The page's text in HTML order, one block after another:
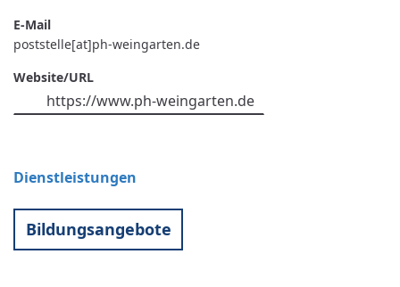
E-Mail
poststelle[at]ph-weingarten.de
Website/URL
https://www.ph-weingarten.de
Dienstleistungen
Bildungsangebote